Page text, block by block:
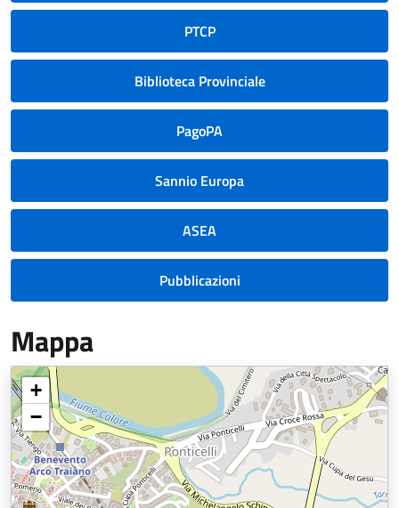
PTCP
Biblioteca Provinciale
PagoPA
Sannio Europa
ASEA
Pubblicazioni
Mappa
+
−